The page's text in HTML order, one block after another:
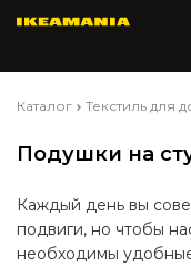
Каталог Текстиль для
Подушки на
Каждый день вы
подвиги, но чтобы
необходимы